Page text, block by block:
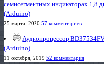
семисегментных индикаторах 1,8
(Arduino)
25 марта, 2020 57 комментариев
Аудиопроцессор BD37534FV
(Arduino)
11 октября, 2019 52 комментария